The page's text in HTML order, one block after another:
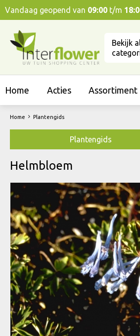
Ga
naar
Home Plantengids
Vandaag geopend van 09:00 t/m
Bekijk
Home Acties Assortiment
Plantengids
Helmbloem